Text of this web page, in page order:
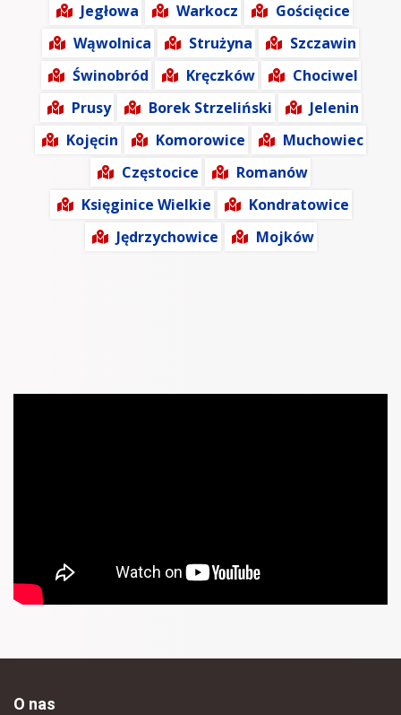
Jegłowa
Warkocz
Gościęcice
Wąwolnica
Strużyna
Szczawin
Świnobród
Kręczków
Chociwel
Prusy
Borek Strzeliński
Jelenin
Kojęcin
Komorowice
Muchowiec
Częstocice
Romanów
Księginice Wielkie
Kondratowice
Jędrzychowice
Mojków
O nas